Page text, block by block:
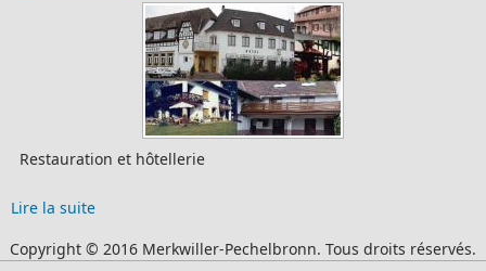
Restauration et hôtellerie
Lire la suite
Copyright © 2016 Merkwiller-Pechelbronn. Tous droits réservés.